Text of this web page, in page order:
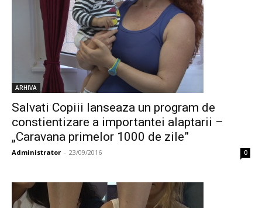
ARHIVA
Salvati Copiii lanseaza un program de
constientizare a importantei alaptarii –
„Caravana primelor 1000 de zile”
Administrator - 23/09/2016 0